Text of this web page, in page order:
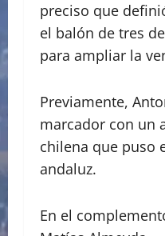
preciso que
el balón de tres
para ampliar la
Previamente,
marcador con un
chilena que puso
andaluz.
En el